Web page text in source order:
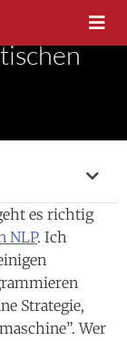
es richtig
NLP. Ich
Strategie,
Wer